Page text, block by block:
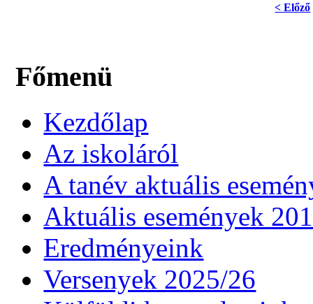
< Előző
Főmenü
Kezdőlap
Az iskoláról
A tanév aktuális
Aktuális események
Eredményeink
Versenyek 2025/26